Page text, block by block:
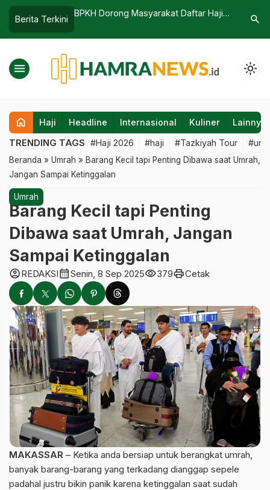
Berita Terkini
Masyarakat Daftar Haji
Bermanfaat
Hari Pertama di Makkah, Jemaah
Beribadah di Depan Kakbah
search
menu light_mode
home Haji Headline Internasional Kuliner Lainnya
TRENDING TAGS #Haji 2026 #haji #Tazkiyah Tour
Beranda » Umrah » Barang Kecil tapi Penting Dibawa saat Umrah,
Jangan Sampai Ketinggalan
Umrah
Barang Kecil tapi Penting
Dibawa saat Umrah, Jangan
Sampai Ketinggalan
account_circleREDAKSIcalendar_monthSenin, 8 Sep 2025visibility379printCetak
MAKASSAR – Ketika anda bersiap untuk berangkat umrah,
banyak barang-barang yang terkadang dianggap sepele
padahal justru bikin panik karena ketinggalan saat sudah